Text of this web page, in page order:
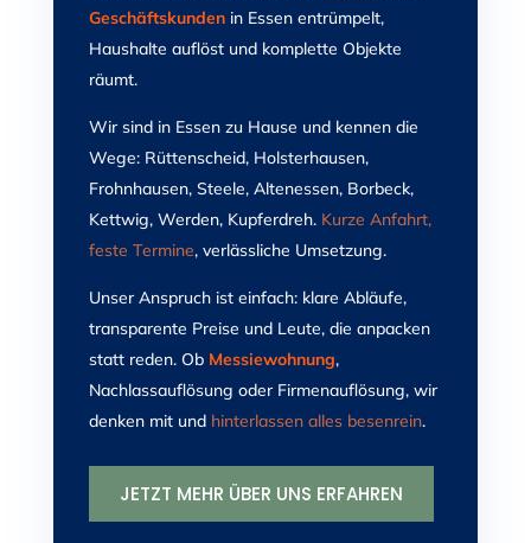
Geschäftskundenin Essen entrümpelt,
Haushalte auflöst und komplette Objekte
räumt.
Wir sind in Essen zu Hause und kennen die
Wege: Rüttenscheid, Holsterhausen,
Frohnhausen, Steele, Altenessen, Borbeck,
Kettwig, Werden, Kupferdreh. Kurze Anfahrt,
feste Termine, verlässliche Umsetzung.
Unser Anspruch ist einfach: klare Abläufe,
transparente Preise und Leute, die anpacken
statt reden. Ob Messiewohnung,
Nachlassauflösung oder Firmenauflösung, wir
denken mit und hinterlassen alles besenrein.
JETZT MEHR ÜBER UNS ERFAHREN